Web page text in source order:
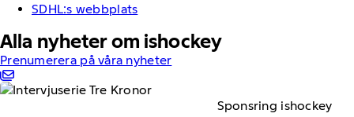
SDHL:s webbplats
Alla nyheter om ishockey
Prenumerera på våra nyheter
Sponsring ishockey